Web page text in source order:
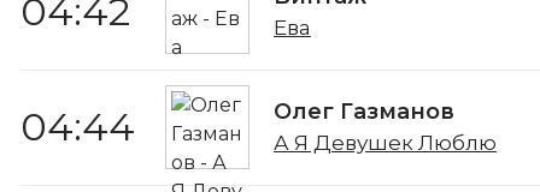
04:42 Ева
04:44 Олег Газманов
А Я Девушек Люблю